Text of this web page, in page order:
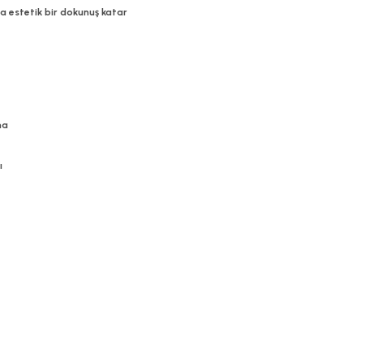
estetik bir dokunuş katar